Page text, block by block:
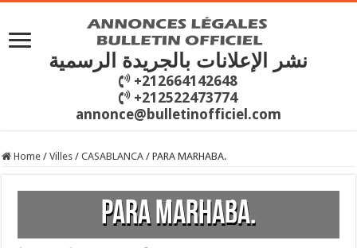
نشر الإعلانات بالجريدة الرسمية
+212664142648
+212522473774
annonce@bulletinofficiel.com
Home / Villes / CASABLANCA / PARA MARHABA.
PARA MARHABA.